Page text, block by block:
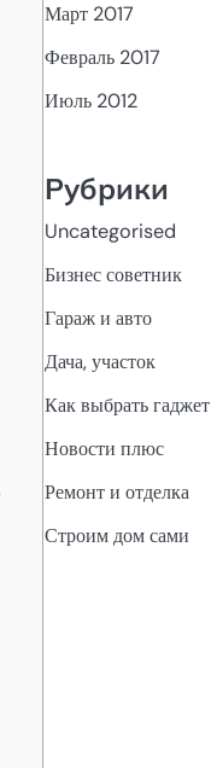
Март 2017
Февраль 2017
Июль 2012
Рубрики
Uncategorised
Бизнес советник
Гараж и авто
Дача, участок
Как выбрать гаджет
Новости плюс
Ремонт и отделка
Строим дом сами